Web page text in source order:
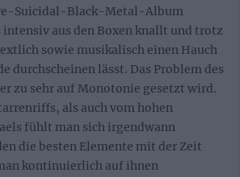
Suicidal-Black-Metal-Album
aus den Boxen knallt und trotz
sowie musikalisch einen Hauch
durchscheinen lässt. Das Problem des
zu sehr auf Monotonie gesetzt wird.
als auch vom hohen
fühlt man sich irgendwann
die besten Elemente mit der Zeit
kontinuierlich auf ihnen